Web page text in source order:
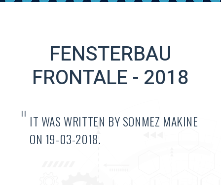
FENSTERBAU
FRONTALE - 2018
" IT WAS WRITTEN BY SONMEZ MAKINE
ON 19-03-2018.